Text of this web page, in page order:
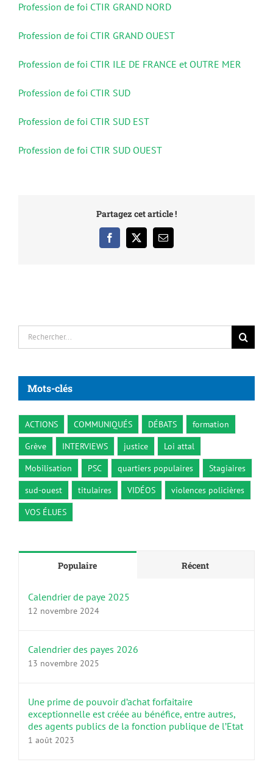
Profession de foi CTIR GRAND NORD
Profession de foi CTIR GRAND OUEST
Profession de foi CTIR ILE DE FRANCE et OUTRE MER
Profession de foi CTIR SUD
Profession de foi CTIR SUD EST
Profession de foi CTIR SUD OUEST
Partagez cet article !
Facebook
X Email
Rechercher:
Mots-clés
ACTIONS COMMUNIQUÉS DÉBATS
formation
Grève
INTERVIEWS justice
Loi attal
Mobilisation
PSC quartiers populaires
Stagiaires
sud-ouest
titulaires VIDÉOS
violences policières
VOS ÉLUES
Populaire Récent
Calendrier de paye 2025
12 novembre 2024
Calendrier des payes 2026
13 novembre 2025
Une prime de pouvoir d’achat forfaitaire
exceptionnelle est créée au bénéfice, entre autres,
des agents publics de la fonction publique de l’Etat
1 août 2023